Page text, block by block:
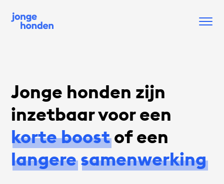
Jonge honden zijn
inzetbaar voor een
korte boostof een
langeresamenwerking